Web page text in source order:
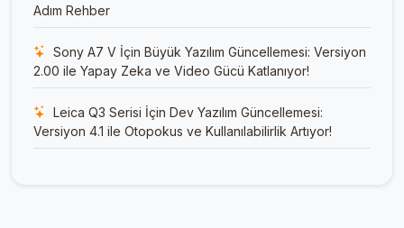
Adım Rehber
Sony A7 V İçin Büyük Yazılım Güncellemesi: Versiyon
2.00 ile Yapay Zeka ve Video Gücü Katlanıyor!
Leica Q3 Serisi İçin Dev Yazılım Güncellemesi:
Versiyon 4.1 ile Otopokus ve Kullanılabilirlik Artıyor!